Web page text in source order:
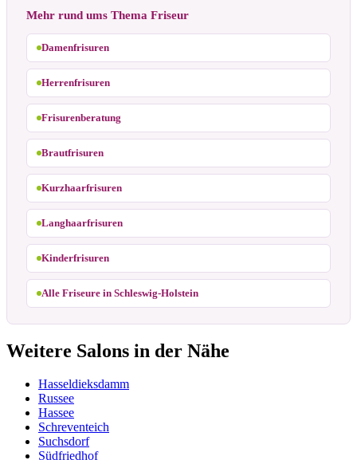
Mehr rund ums Thema Friseur
Damenfrisuren
Herrenfrisuren
Frisurenberatung
Brautfrisuren
Kurzhaarfrisuren
Langhaarfrisuren
Kinderfrisuren
Alle Friseure in Schleswig-Holstein
Weitere Salons in der Nähe
Hasseldieksdamm
Russee
Hassee
Schreventeich
Suchsdorf
Südfriedhof